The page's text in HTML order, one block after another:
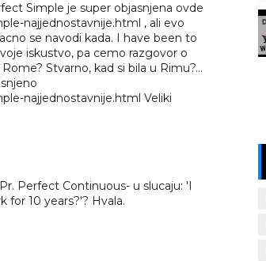
Simple je super objasnjena ovde
najjednostavnije.html , ali evo
se navodi kada. I have been to
iskustvo, pa cemo razgovor o
Stvarno, kad si bila u Rimu?...
najjednostavnije.html Veliki
Perfect Continuous- u slucaju: 'I
for 10 years?'? Hvala.